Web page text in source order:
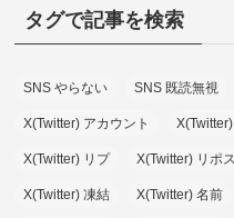
タグで記事を検索
SNS やらない SNS 既読無視
X(Twitter) アカウント
X(Twitter) リプ X(Twitter) リポ
X(Twitter) 凍結 X(Twitter) 名前